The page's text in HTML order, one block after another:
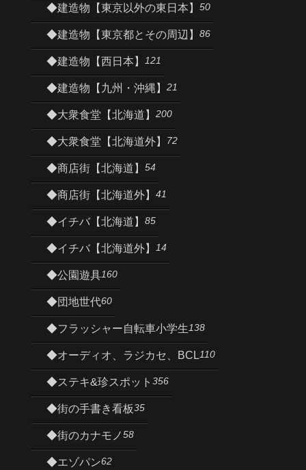
◆建造物【東京以外の東日本】 50
◆建造物【東京都とその周辺】 86
◆建造物【西日本】 121
◆建造物【九州・沖縄】 21
◆大衆食堂【北海道】 200
◆大衆食堂【北海道外】 72
◆商店街【北海道】 54
◆商店街【北海道外】 41
◆イチバ【北海道】 85
◆イチバ【北海道外】 14
◆公園遊具160
◆団地世代60
◆フラッシャー自転車小学生138
◆オーディオ、ラジカセ、BCL110
◆ステキ&珍スポット 356
◆街の手書き看板35
◆街のカナモノ58
◆エゾパン62